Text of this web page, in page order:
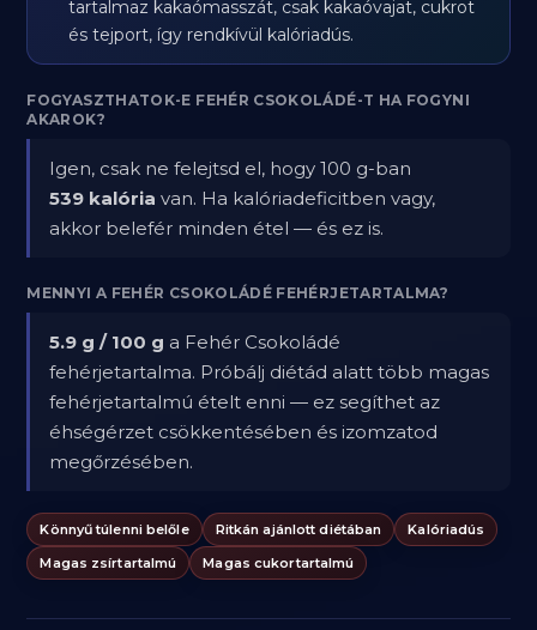
tartalmaz kakaómasszát, csak kakaóvajat, cukrot
és tejport, így rendkívül kalóriadús.
FOGYASZTHATOK-E FEHÉR CSOKOLÁDÉ-T HA FOGYNI
AKAROK?
Igen, csak ne felejtsd el, hogy 100 g-ban
539 kalória van. Ha kalóriadeficitben vagy,
akkor belefér minden étel — és ez is.
MENNYI A FEHÉR CSOKOLÁDÉ FEHÉRJETARTALMA?
5.9 g / 100 g a Fehér Csokoládé
fehérjetartalma. Próbálj diétád alatt több magas
fehérjetartalmú ételt enni — ez segíthet az
éhségérzet csökkentésében és izomzatod
megőrzésében.
Könnyű túlenni belőle Ritkán ajánlott diétában
Kalóriadús
Magas zsírtartalmú
Magas cukortartalmú